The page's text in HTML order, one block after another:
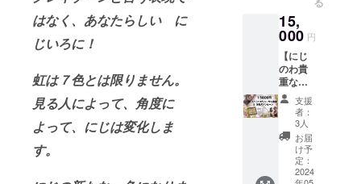
はなく、あなたらしい に
じいろに！
虹は７色とは限りません。
見る人によって、角度に
よって、にじは変化しま
す。
2011年、大
阪府堺市を
拠点に、現
在は音楽教
室とカル
クールにて
歌唱指導を
行う。
持ちで
いっぱ
いで
す！ 本
当にあ
りがと
うござ
いま
す。 私
たちか
らのあ
りがと
うの気
いたし
ます。
（YouT
ube限定
URL）
そし
て、2人
の感謝
の想い
をたっ
ぷり詰
め込ん
だお礼
ましょ
う！】
にじの
わロゴ
入りの
オリジ
ナル
トート
バッグ
です。
A4サイ
ズも入
るお洒
15,
000 円
【にじ
のわ貴
重なリ
ハーサ
ル風
景！な
んと
5/26の
本番の
様子、
支援
者：
3人
お届
け予
定：
2024